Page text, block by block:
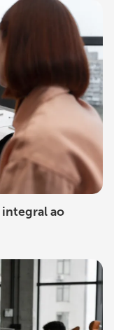
integral ao